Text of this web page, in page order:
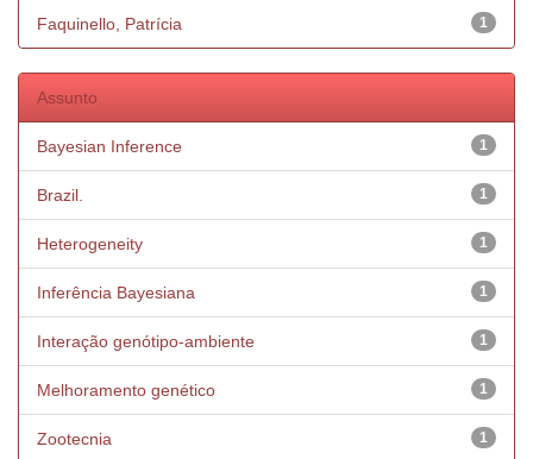
1
Faquinello, Patrícia
Assunto
1
Bayesian Inference
1
Brazil.
1
Heterogeneity
1
Inferência Bayesiana
1
Interação genótipo-ambiente
1
Melhoramento genético
1
Zootecnia